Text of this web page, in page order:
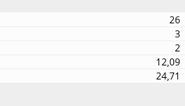
26
3
2
12,09
24,71